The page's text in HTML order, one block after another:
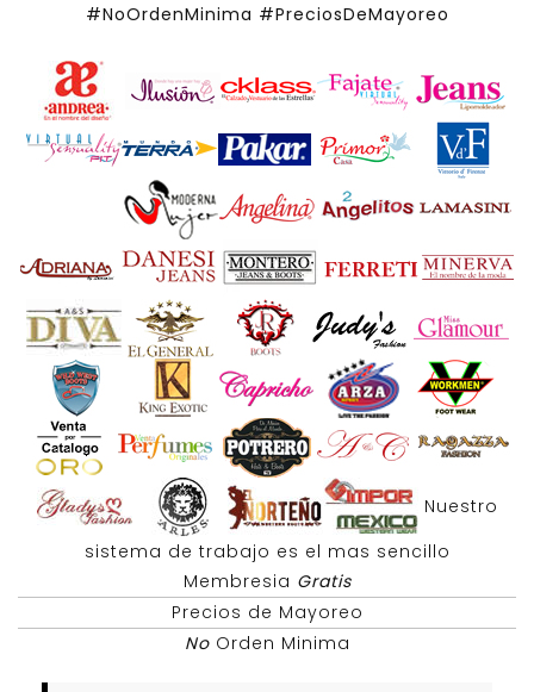
#NoOrdenMinima #PreciosDeMayoreo
Nuestro
sistema de trabajo es el mas sencillo
Membresia Gratis
Precios de Mayoreo
NoOrden Minima